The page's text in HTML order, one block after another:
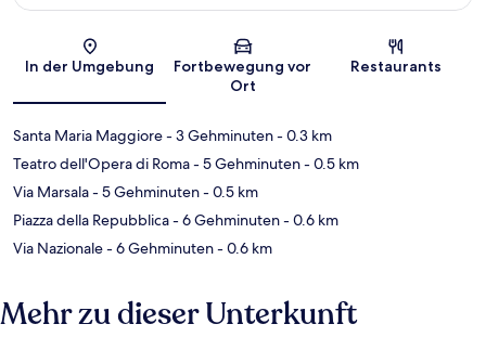
Karte
In der Umgebung
Fortbewegung vor
Ort
Restaurants
Santa Maria Maggiore- 3 Gehminuten- 0.3 km
Teatro dell'Opera di Roma- 5 Gehminuten- 0.5 km
Via Marsala- 5 Gehminuten- 0.5 km
Piazza della Repubblica- 6 Gehminuten- 0.6 km
Via Nazionale- 6 Gehminuten- 0.6 km
Mehr zu dieser Unterkunft